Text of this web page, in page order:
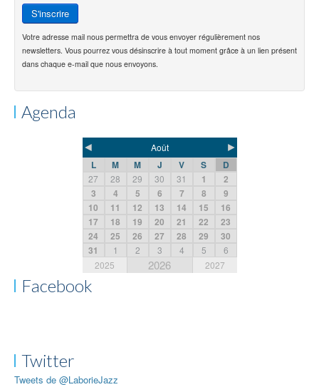
Votre adresse mail nous permettra de vous envoyer régulièrement nos
newsletters. Vous pourrez vous désinscrire à tout moment grâce à un lien présent
dans chaque e-mail que nous envoyons.
Agenda
◄ Août ►
L M M J V S D
27 28 29 30 31 1
2
3
4 5 6 7 8
9
10
11 12 13 14 15
16
17
18 19 20 21 22
23
24
25 26 27 28 29
30
31
1 2 3 4 5
6
2025
2026 2027
Facebook
Twitter
Tweets de @LaborieJazz